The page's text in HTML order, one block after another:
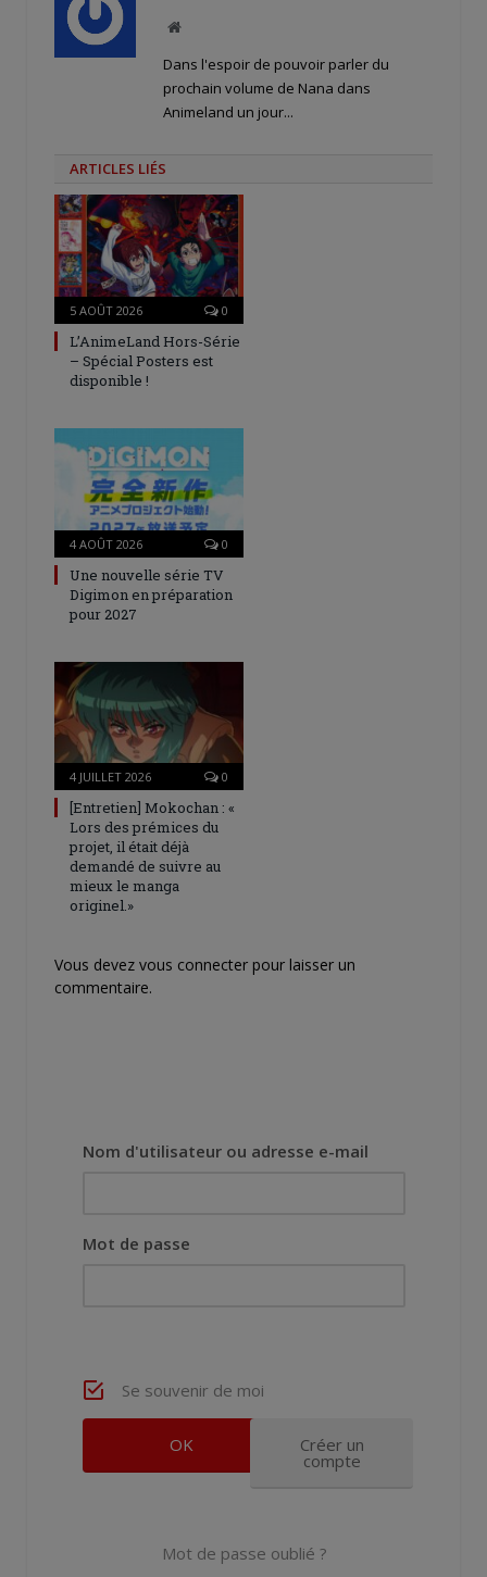
Site
Dans l'espoir de pouvoir parler du
prochain volume de Nana dans
Animeland un jour...
ARTICLES LIÉS
5 AOÛT 2026 0
L’AnimeLand Hors-Série
– Spécial Posters est
disponible !
4 AOÛT 2026 0
Une nouvelle série TV
Digimon en préparation
pour 2027
4 JUILLET 2026 0
[Entretien] Mokochan : «
Lors des prémices du
projet, il était déjà
demandé de suivre au
mieux le manga
originel.»
Vous devez vous connecter pour laisser un
commentaire.
Nom d'utilisateur ou adresse e-mail
Mot de passe
Se souvenir de moi
Créer un
compte
Mot de passe oublié ?